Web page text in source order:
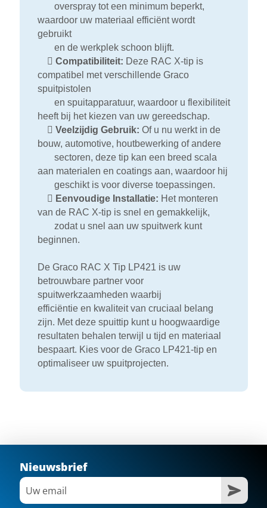
overspray tot een minimum beperkt,
waardoor uw materiaal efficiënt wordt
gebruikt
en de werkplek schoon blijft.
 Compatibiliteit: Deze RAC X-tip is
compatibel met verschillende Graco
spuitpistolen
en spuitapparatuur, waardoor u flexibiliteit
heeft bij het kiezen van uw gereedschap.
 Veelzijdig Gebruik: Of u nu werkt in de
bouw, automotive, houtbewerking of andere
sectoren, deze tip kan een breed scala
aan materialen en coatings aan, waardoor hij
geschikt is voor diverse toepassingen.
 Eenvoudige Installatie: Het monteren
van de RAC X-tip is snel en gemakkelijk,
zodat u snel aan uw spuitwerk kunt
beginnen.
De Graco RAC X Tip LP421 is uw
betrouwbare partner voor
spuitwerkzaamheden waarbij
efficiëntie en kwaliteit van cruciaal belang
zijn. Met deze spuittip kunt u hoogwaardige
resultaten behalen terwijl u tijd en materiaal
bespaart. Kies voor de Graco LP421-tip en
optimaliseer uw spuitprojecten.
Nieuwsbrief